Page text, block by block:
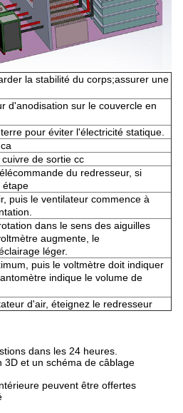
la stabilité du corps;assurer une
d'anodisation sur le couvercle en
pour éviter l'électricité statique.
de sortie cc
du redresseur, si
étape
puis le ventilateur commence à
dans le sens des aiguilles
augmente, le
léger.
puis le voltmètre doit indiquer
indique le volume de
d'air, éteignez le redresseur
dans les 24 heures.
3D et un schéma de câblage
peuvent être offertes